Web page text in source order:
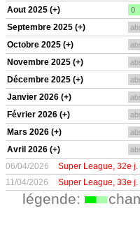
Aout 2025 (+) 0
Septembre 2025 (+)
Octobre 2025 (+)
Novembre 2025 (+)
Décembre 2025 (+)
Janvier 2026 (+)
Février 2026 (+)
Mars 2026 (+)
Avril 2026 (+)
06/04/2026 Super League, 32e j.
11/04/2026
Super League, 33e j.
légende: